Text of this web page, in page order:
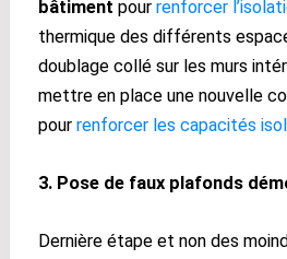
bâtiment pour renforcer
thermique des différents
doublage collé sur les murs
mettre en place une nouvelle
pour renforcer les capacités
3. Pose de faux plafonds
Dernière étape et non des